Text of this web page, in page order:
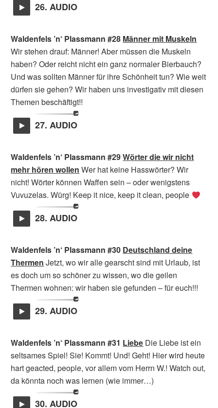
26. AUDIO
Waldenfels ’n‘ Plassmann #28 Männer mit Muskeln
Wir stehen drauf: Männer! Aber müssen die Muskeln
haben? Oder reicht nicht ein ganz normaler Bierbauch?
Und was sollten Männer für ihre Schönheit tun? Wie weit
dürfen sie gehen? Wir haben uns investigativ mit diesen
Themen beschäftigt!!
27. AUDIO
Waldenfels ’n‘ Plassmann #29Wörter die wir nicht
mehr hören wollen Wer hat keine Hasswörter? Wir
nicht! Wörter können Waffen sein – oder wenigstens
Vuvuzelas. Würg! Keep it nice, keep it clean, people
28. AUDIO
Waldenfels ’n‘ Plassmann #30 Deutschland deine
Thermen Jetzt, wo wir alle gearscht sind mit Urlaub, ist
es doch um so schöner zu wissen, wo die geilen
Thermen wohnen: wir haben sie gefunden – für euch!!!
29. AUDIO
Waldenfels ’n‘ Plassmann #31 Liebe Die Liebe ist ein
seltsames Spiel! Sie! Kommt! Und! Geht! Hier wird heute
hart geacted, people, vor allem vom Herrn W.! Watch out,
da könnta noch was lernen (wie immer…)
30. AUDIO